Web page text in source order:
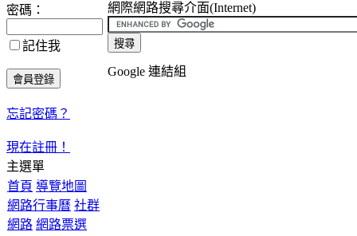
密碼：
記住我
忘記密碼？
現在註冊！
主選單
首頁 導覽地圖
網路行事曆 社群
網路 網路票選
網際網路搜尋介面(Internet)
Google 連結組